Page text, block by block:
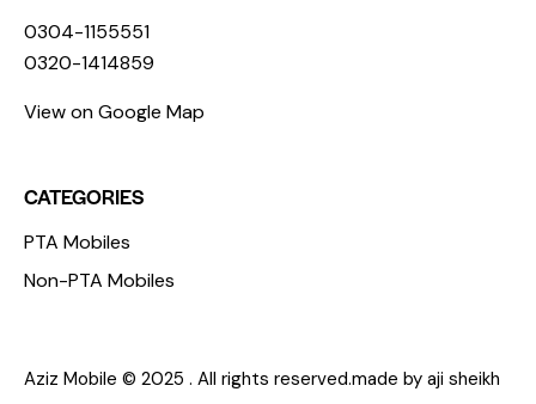
0304-1155551
0320-1414859
View on Google Map
CATEGORIES
PTA Mobiles
Non-PTA Mobiles
Aziz Mobile © 2025 . All rights reserved.made by aji sheikh